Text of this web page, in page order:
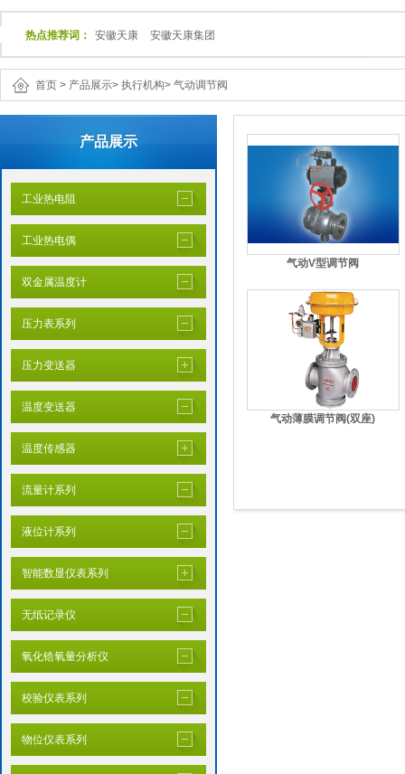
热点推荐词： 安徽天康 安徽天康集团
首页 > 产品展示> 执行机构> 气动调节阀
产品展示
工业热电阻
工业热电偶
双金属温度计
压力表系列
压力变送器
温度变送器
温度传感器
流量计系列
液位计系列
智能数显仪表系列
无纸记录仪
氧化锆氧量分析仪
校验仪表系列
物位仪表系列
气动V型调节阀
气动薄膜调节阀(双座)